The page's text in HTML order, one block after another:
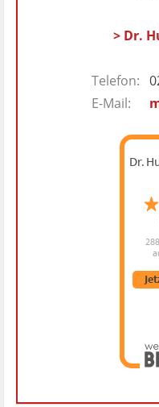
> Dr.
Telefon:
E-Mail:
Dr.